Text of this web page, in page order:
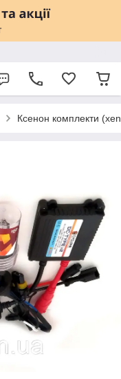
Ксенон комплекти